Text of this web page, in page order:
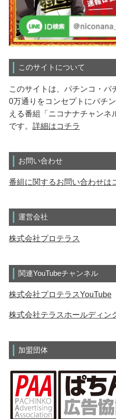
このサイトについて
このサイトは、パチンコ・パ
0万通りをコンセプトにパチ
える番組「ニコナナチャンネ
です。 詳細はコチラ
お問い合わせ
番組に関するお問い合わせは
運営会社
株式会社プロテラス
関連YouTubeチャンネル
株式会社プロテラスYouTube
株式会社テラスホールディン
加盟団体